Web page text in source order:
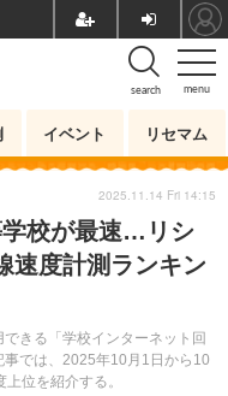
menu
search
イベント リセマム
校が最速…リシ
速度計測ランキン
きる「学校インターネット回
では、2025年10月1日から10
位を紹介する。
2025.11.14 Fri 14:15